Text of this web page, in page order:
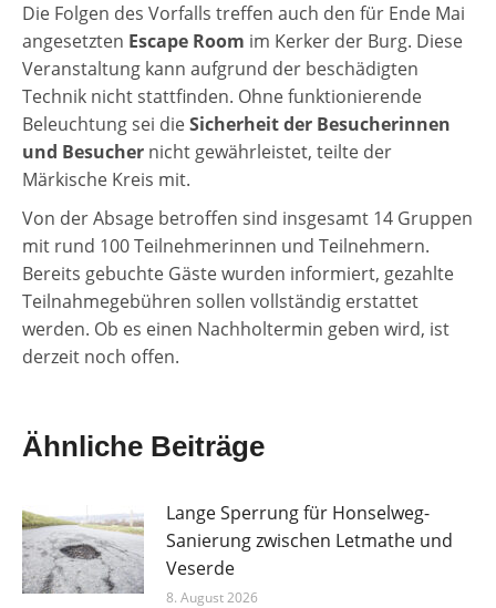
Die Folgen des Vorfalls treffen auch den für Ende Mai
angesetzten Escape Room im Kerker der Burg. Diese
Veranstaltung kann aufgrund der beschädigten
Technik nicht stattfinden. Ohne funktionierende
Beleuchtung sei dieSicherheit der Besucherinnen
und Besucher nicht gewährleistet, teilte der
Märkische Kreis mit.
Von der Absage betroffen sind insgesamt 14 Gruppen
mit rund 100 Teilnehmerinnen und Teilnehmern.
Bereits gebuchte Gäste wurden informiert, gezahlte
Teilnahmegebühren sollen vollständig erstattet
werden. Ob es einen Nachholtermin geben wird, ist
derzeit noch offen.
Ähnliche Beiträge
Lange Sperrung für Honselweg-
Sanierung zwischen Letmathe und
Veserde
8. August 2026